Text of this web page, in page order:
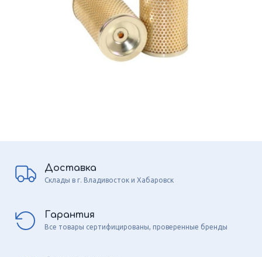
Доставка
Склады в г. Владивосток и Хабаровск
Гарантия
Все товары сертифицированы, проверенные бренды